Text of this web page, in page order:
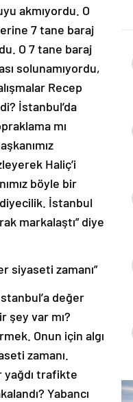
akmıyordu. O
7 tane baraj
O 7 tane baraj
solunamıyordu,
Recep
İstanbul’da
mı
Haliç’i
böyle bir
İstanbul
markalaştı” diye
siyaseti zamanı”
değer
şey var mı?
Onun için algı
zamanı.
yağdı trafikte
Yabancı